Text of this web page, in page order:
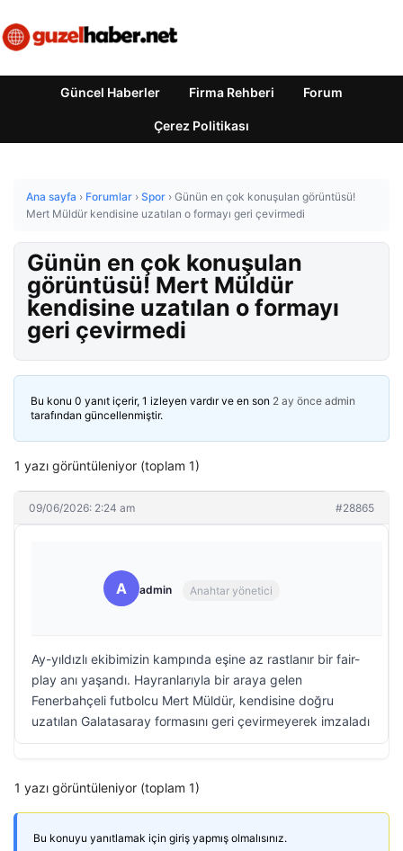
Güncel Haberler Firma Rehberi Forum
Çerez Politikası
Ana sayfa › Forumlar › Spor › Günün en çok konuşulan görüntüsü!
Mert Müldür kendisine uzatılan o formayı geri çevirmedi
Günün en çok konuşulan
görüntüsü! Mert Müldür
kendisine uzatılan o formayı
geri çevirmedi
Bu konu 0 yanıt içerir, 1 izleyen vardır ve en son 2 ay önce admin
tarafından güncellenmiştir.
1 yazı görüntüleniyor (toplam 1)
09/06/2026: 2:24 am #28865
A admin Anahtar yönetici
Ay-yıldızlı ekibimizin kampında eşine az rastlanır bir fair-
play anı yaşandı. Hayranlarıyla bir araya gelen
Fenerbahçeli futbolcu Mert Müldür, kendisine doğru
uzatılan Galatasaray formasını geri çevirmeyerek imzaladı
1 yazı görüntüleniyor (toplam 1)
Bu konuyu yanıtlamak için giriş yapmış olmalısınız.